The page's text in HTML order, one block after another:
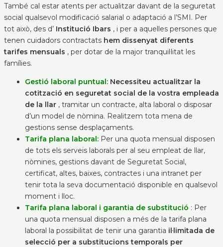
També cal estar atents per actualitzar davant de la seguretat
social qualsevol modificació salarial o adaptació a l’SMI. Per
tot això, des d’ Institució Ibars , i per a aquelles persones que
tenen cuidadors contractats hem dissenyat diferents
tarifes mensuals , per dotar de la major tranquil·litat les
famílies.
Gestió laboral puntual: Necessiteu actualitzar la
cotització en seguretat social de la vostra empleada
de la llar, tramitar un contracte, alta laboral o disposar
d’un model de nòmina. Realitzem tota mena de
gestions sense desplaçaments.
Tarifa plana laboral:Per una quota mensual disposen
de tots els serveis laborals per al seu empleat de llar,
nòmines, gestions davant de Seguretat Social,
certificat, altes, baixes, contractes i una intranet per
tenir tota la seva documentació disponible en qualsevol
moment i lloc.
Tarifa plana laboral i garantia de substitució : Per
una quota mensual disposen a més de la tarifa plana
laboral la possibilitat de tenir una garantia il·limitada de
selecció per a substitucions temporals per